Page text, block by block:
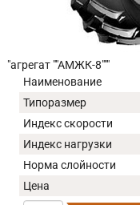
"агрегат ""АМЖК-8"""
Наименование
Типоразмер
Индекс скорости
Индекс нагрузки
Норма слойности
Цена